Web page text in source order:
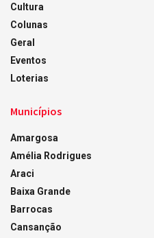
Cultura
Colunas
Geral
Eventos
Loterias
Municípios
Amargosa
Amélia Rodrigues
Araci
Baixa Grande
Barrocas
Cansanção